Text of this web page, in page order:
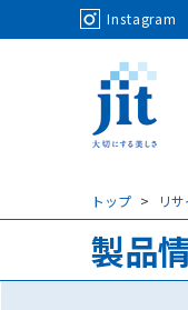
式会社
Instagram
トップ リ
製品